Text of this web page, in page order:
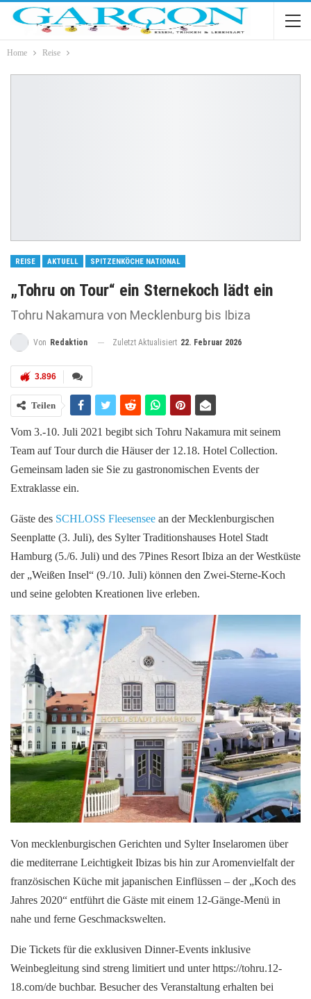
Home Reise
REISE AKTUELL SPITZENKÖCHE NATIONAL
„Tohru on Tour“ ein Sternekoch lädt ein
Tohru Nakamura von Mecklenburg bis Ibiza
Von Redaktion Zuletzt Aktualisiert 22. Februar 2026
3.896
Teilen
Vom 3.-10. Juli 2021 begibt sich Tohru Nakamura mit seinem
Team auf Tour durch die Häuser der 12.18. Hotel Collection.
Gemeinsam laden sie Sie zu gastronomischen Events der
Extraklasse ein.
Gäste des SCHLOSS Fleesensee an der Mecklenburgischen
Seenplatte (3. Juli), des Sylter Traditionshauses Hotel Stadt
Hamburg (5./6. Juli) und des 7Pines Resort Ibiza an der Westküste
der „Weißen Insel“ (9./10. Juli) können den Zwei-Sterne-Koch
und seine gelobten Kreationen live erleben.
Von mecklenburgischen Gerichten und Sylter Inselaromen über
die mediterrane Leichtigkeit Ibizas bis hin zur Aromenvielfalt der
französischen Küche mit japanischen Einflüssen – der „Koch des
Jahres 2020“ entführt die Gäste mit einem 12-Gänge-Menü in
nahe und ferne Geschmackswelten.
Die Tickets für die exklusiven Dinner-Events inklusive
Weinbegleitung sind streng limitiert und unter https://tohru.12-
18.com/de buchbar. Besucher des Veranstaltung erhalten bei